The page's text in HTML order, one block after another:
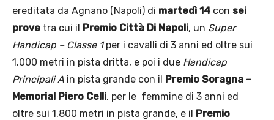
ereditata da Agnano (Napoli) di martedì 14 con sei
prove tra cui il Premio Città Di Napoli, un Super
Handicap – Classe 1per i cavalli di 3 anni ed oltre sui
1.000 metri in pista dritta, e poi i due Handicap
Principali A in pista grande con il Premio Soragna –
Memorial Piero Celli, per le femmine di 3 anni ed
oltre sui 1.800 metri in pista grande, e il Premio